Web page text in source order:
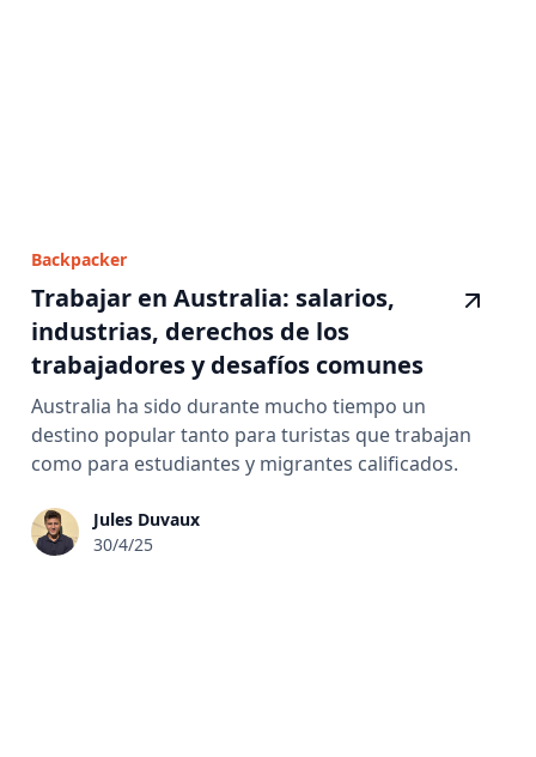
Backpacker
Trabajar en Australia: salarios,
industrias, derechos de los
trabajadores y desafíos comunes
Australia ha sido durante mucho tiempo un
destino popular tanto para turistas que trabajan
como para estudiantes y migrantes calificados.
Jules Duvaux
30/4/25